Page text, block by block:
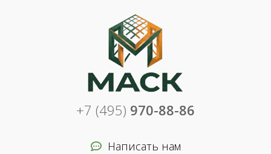
+7 (495) 970-88-86
Написать нам